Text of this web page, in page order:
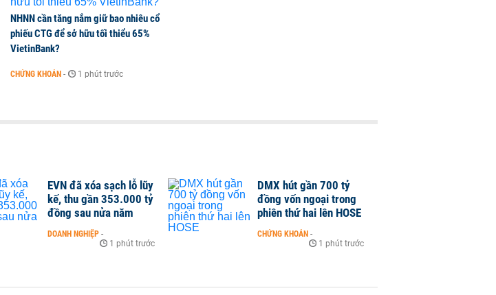
NHNN cần tăng nắm giữ bao nhiêu cổ
phiếu CTG để sở hữu tối thiểu 65%
VietinBank?
CHỨNG KHOÁN - 1 phút trước
EVN đã xóa sạch lỗ lũy
kế, thu gần 353.000 tỷ
đồng sau nửa năm
DOANH NGHIỆP -
1 phút trước
DMX hút gần 700 tỷ
đồng vốn ngoại trong
phiên thứ hai lên HOSE
CHỨNG KHOÁN -
1 phút trước